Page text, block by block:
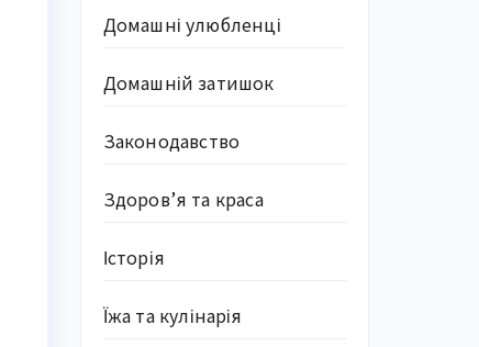
Домашні улюбленці
Домашній затишок
Законодавство
Здоров’я та краса
Історія
Їжа та кулінарія